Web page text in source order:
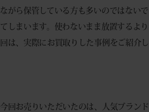
ながら保管している方も多いのではない
てしまいます。使わないまま放置するよ
回は、実際にお買取りした事例をご紹介
今回お売りいただいたのは、人気ブラン